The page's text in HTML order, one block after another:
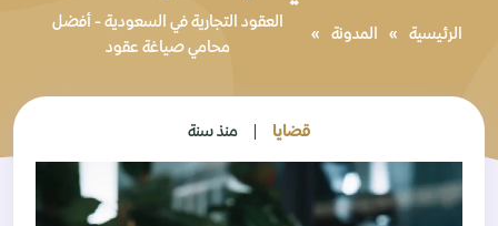
الرئيسية » المدونة »
العقود التجارية في السعودية - أفضل
محامي صياغة عقود
قضايا منذ سنة